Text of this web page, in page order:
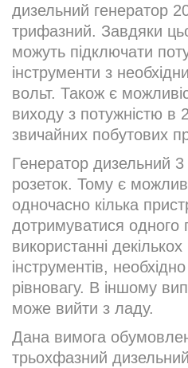
дизельний генератор
трифазний. Завдяки
можуть підключати
інструменти з
вольт. Також є
виходу з потужністю в
звичайних побутових
Генератор дизельний
розеток. Тому є
одночасно кілька
дотримуватися
використанні
інструментів,
рівновагу. В іншому
може вийти з ладу.
Дана вимога
трьохфазний